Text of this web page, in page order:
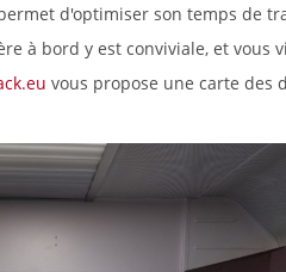
d'optimiser son temps de
à bord y est conviviale, et vous
vous propose une carte